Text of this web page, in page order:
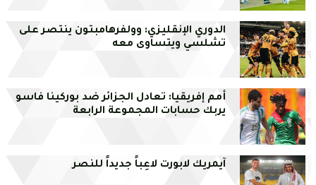
الدوري الإنقليزي: وولفرهامبتون ينتصر على
تشلسي ويتساوى معه
أمم إفريقيا: تعادل الجزائر ضد بوركينا فاسو
يربك حسابات المجموعة الرابعة
آيمريك لابورت لاعِباً جديداً للنصر